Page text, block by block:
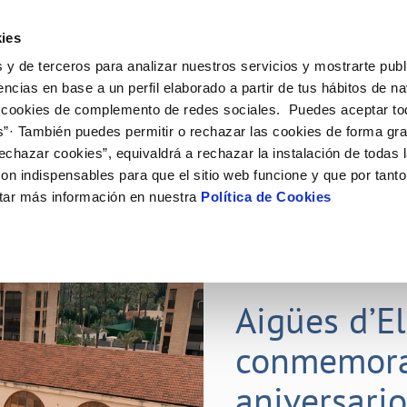
y de terceros para analizar nuestros servicios y mostrarte
en base a un perfil elaborado a partir de tus hábitos de
de complemento de redes sociales. Puedes aceptar
También puedes permitir o rechazar las cookies de forma
cookies”, equivaldrá a rechazar la instalación de todas
indispensables para que el sitio web funcione y que por
más información en nuestra Política de Cookies
de titular
de suministro
MODIFICACIÓN DE DATOS
Actualizar datos bancarios
Actualizar datos de
VER TODAS LAS GESTIONES
Tu Servicio
AL CLIENTE
contacto
y afectaciones
e impresos
COMPROMISO DE SERVICIO
Carta de compromisos
Customer Counsel (Defensa del
Tu Agua
del agua
consumidor
CUIDADOS DEL AGUA
Consejos de ahorro
Depósitos comunitarios
Conócenos
DE GESTIÓN Y CERTIFICADOS
MEDIDAS ANTIFRAUDE
PERFIL DEL CONTRATANTE
Plataforma de contratación del
público
Portal del proveedor
Aigües